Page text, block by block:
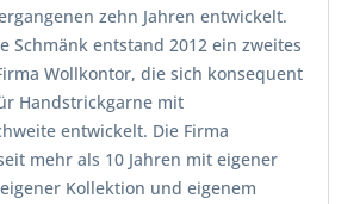
zehn Jahren entwickelt.
Schmänk entstand 2012 ein zweites
Wollkontor, die sich konsequent
Handstrickgarne mit
entwickelt. Die Firma
mehr als 10 Jahren mit eigener
Kollektion und eigenem